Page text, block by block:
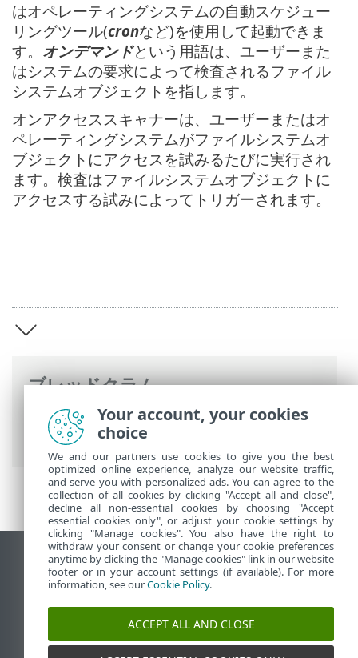
ブレッドクラム
ESETオンラインヘルプ>ESET Server
Security for Linux
はオペレーティングシステムの自動スケジュー
リングツール(cronなど)を使用して起動できま
す。 オンデマンドという用語は、ユーザーまた
はシステムの要求によって検査されるファイル
システムオブジェクトを指します。
オンアクセススキャナーは、ユーザーまたはオ
ペレーティングシステムがファイルシステムオ
ブジェクトにアクセスを試みるたびに実行され
ます。検査はファイルシステムオブジェクトに
アクセスする試みによってトリガーされます。
デスクトップサイトの表示
End of Life
ESETナレッジベース
ESETフォーラム
ESET Status Portal
Your account, your cookies
choice
We and our partners use cookies to give you the best
optimized online experience, analyze our website traffic,
and serve you with personalized ads. You can agree to the
collection of all cookies by clicking "Accept all and close",
decline all non-essential cookies by choosing "Accept
essential cookies only", or adjust your cookie settings by
clicking "Manage cookies". You also have the right to
withdraw your consent or change your cookie preferences
anytime by clicking the "Manage cookies" link in our website
footer or in your account settings (if available). For more
information, see ourCookie Policy.
ACCEPT ALL AND CLOSE